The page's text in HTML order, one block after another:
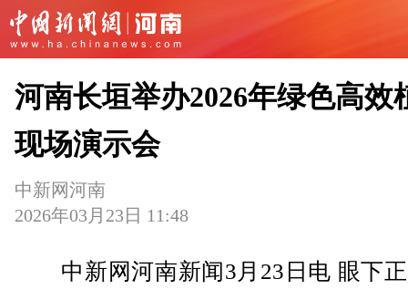
河南长垣举办2026年绿色高效
现场演示会
中新网河南
2026年03月23日 11:48
中新网河南新闻3月23日电 眼下正